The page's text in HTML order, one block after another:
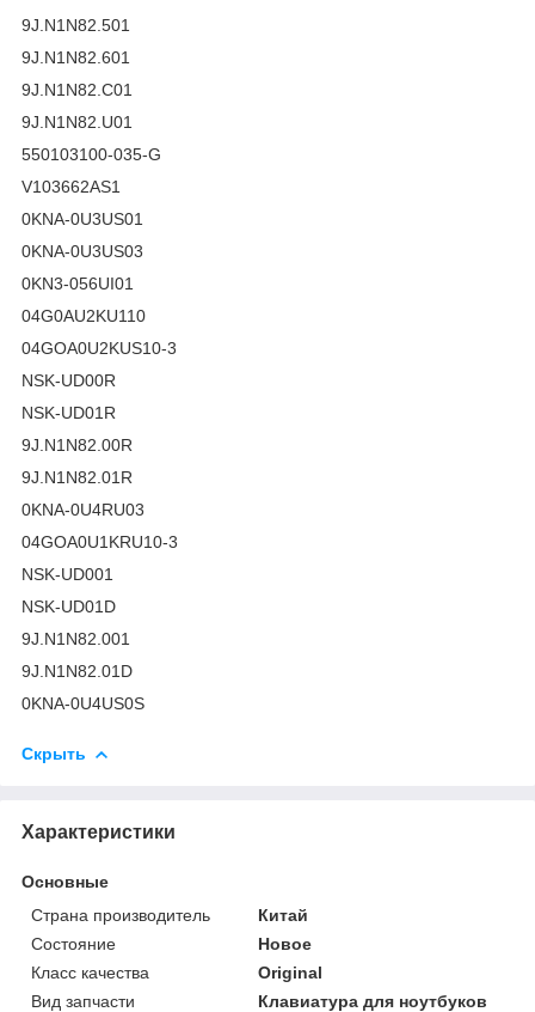
9J.N1N82.501
9J.N1N82.601
9J.N1N82.C01
9J.N1N82.U01
550103100-035-G
V103662AS1
0KNA-0U3US01
0KNA-0U3US03
0KN3-056UI01
04G0AU2KU110
04GOA0U2KUS10-3
NSK-UD00R
NSK-UD01R
9J.N1N82.00R
9J.N1N82.01R
0KNA-0U4RU03
04GOA0U1KRU10-3
NSK-UD001
NSK-UD01D
9J.N1N82.001
9J.N1N82.01D
0KNA-0U4US0S
Скрыть
Характеристики
Основные
Страна производитель
Китай
Состояние
Новое
Класс качества
Original
Вид запчасти
Клавиатура для ноутбуков